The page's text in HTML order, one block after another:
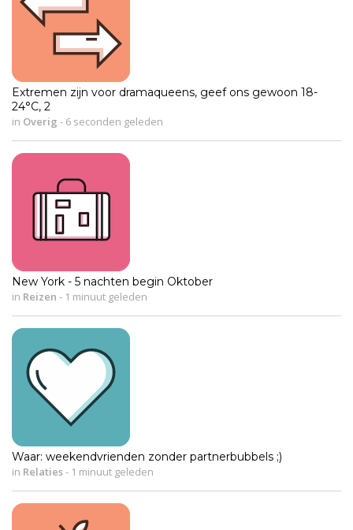
Extremen zijn voor dramaqueens, geef ons gewoon 18-
24°C, 2
in Overig - 6 seconden geleden
New York - 5 nachten begin Oktober
in Reizen - 1 minuut geleden
Waar: weekendvrienden zonder partnerbubbels ;)
in Relaties- 1 minuut geleden